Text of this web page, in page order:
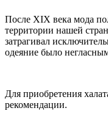
После XIX века мода
территории нашей
затрагивал
одеяние было
Для приобретения
рекомендации.